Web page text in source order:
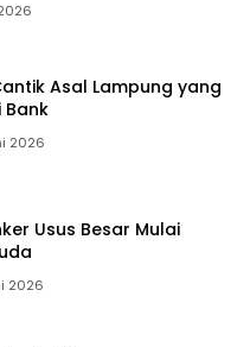
Asal Lampung yang
Bank
2026
Usus Besar Mulai
2026